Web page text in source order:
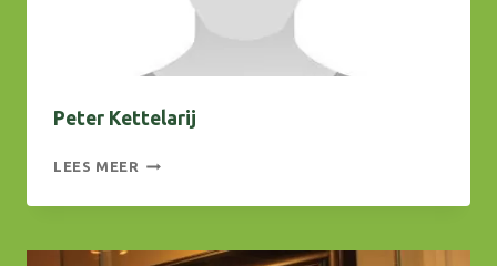
Peter Kettelarij
LEES MEER PETER